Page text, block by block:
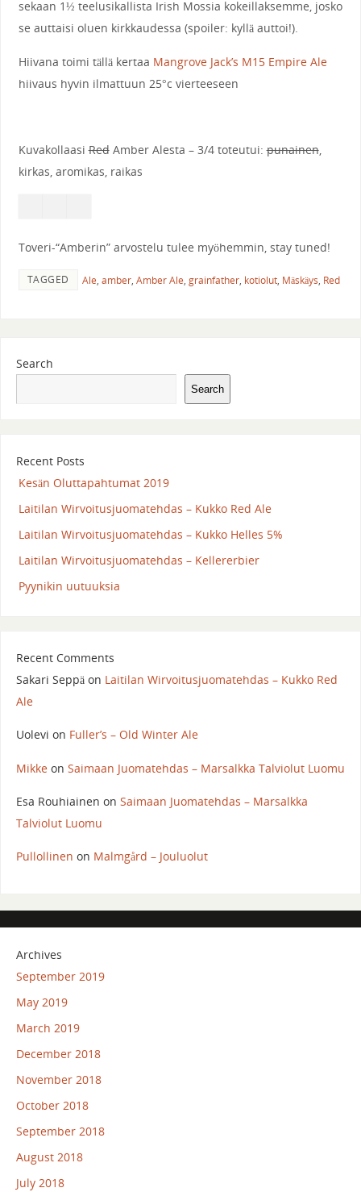
sekaan 1½ teelusikallista Irish Mossia kokeillaksemme, josko
se auttaisi oluen kirkkaudessa (spoiler: kyllä auttoi!).
Hiivana toimi tällä kertaa Mangrove Jack’s M15 Empire Ale
hiivaus hyvin ilmattuun 25°c vierteeseen
KuvakollaasiRedAmber Alesta – 3/4 toteutui:punainen,
kirkas, aromikas, raikas
Toveri-“Amberin” arvostelu tulee myöhemmin, stay tuned!
TAGGED Ale, amber, Amber Ale, grainfather, kotiolut, Mäskäys, Red
Search
Search
Recent Posts
Kesän Oluttapahtumat 2019
Laitilan Wirvoitusjuomatehdas – Kukko Red Ale
Laitilan Wirvoitusjuomatehdas – Kukko Helles 5%
Laitilan Wirvoitusjuomatehdas – Kellererbier
Pyynikin uutuuksia
Recent Comments
Sakari Seppäon Laitilan Wirvoitusjuomatehdas – Kukko Red
Ale
Uolevi on Fuller’s – Old Winter Ale
Mikkeon Saimaan Juomatehdas – Marsalkka Talviolut Luomu
Esa Rouhiainen on Saimaan Juomatehdas – Marsalkka
Talviolut Luomu
Pullollinen on Malmgård – Jouluolut
Archives
September 2019
May 2019
March 2019
December 2018
November 2018
October 2018
September 2018
August 2018
July 2018